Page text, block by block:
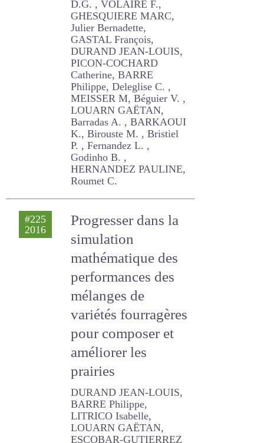
MARC, Julier Bernadette,
GASTAL François, DURAND
JEAN-LOUIS, PICON-
COCHARD Catherine,
BARRE Philippe, Deleglise
C. , MEISSER M, Béguier V. ,
LOUARN GAËTAN, Barradas
A. , BARKAOUI K., Birouste
M. , Bristiel P. , Fernandez L.
, Godinho B. , HERNANDEZ
PAULINE, Roumet C.
Progresser dans la
simulation
mathématique des
performances des
mélanges de
variétés
fourragères pour
composer et
améliorer les
prairies
DURAND JEAN-LOUIS,
BARRE Philippe, LITRICO
Isabelle, LOUARN GAËTAN,
ESCOBAR-GUTIERREZ A.-J.,
Faverjon L. , Andrieu B. ,
Barillot R, COMBES Didier,
Enjalbert J. , Lecarpentier C.
, Migault V. , Sanchez L.